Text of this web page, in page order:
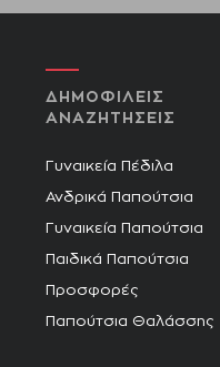
ΔΗΜΟΦΙΛΕΙΣ
ΑΝΑΖΗΤΗΣΕΙΣ
Γυναικεία Πέδιλα
Ανδρικά Παπούτσια
Γυναικεία Παπούτσια
Παιδικά Παπούτσια
Προσφορές
Παπούτσια Θαλάσσης